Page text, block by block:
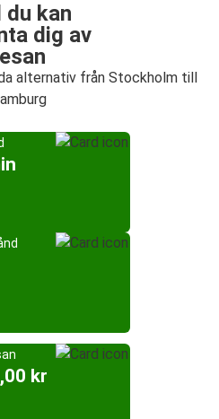
du kan
dig av
alternativ från Stockholm till
kr